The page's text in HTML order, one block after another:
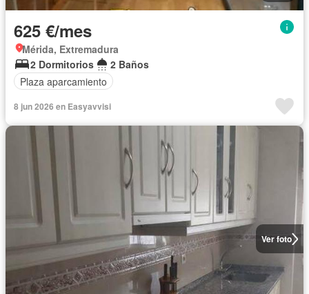
625 €/mes
Mérida, Extremadura
2 Dormitorios
2 Baños
Plaza aparcamiento
8 jun 2026 en Easyavvisi
Ver foto